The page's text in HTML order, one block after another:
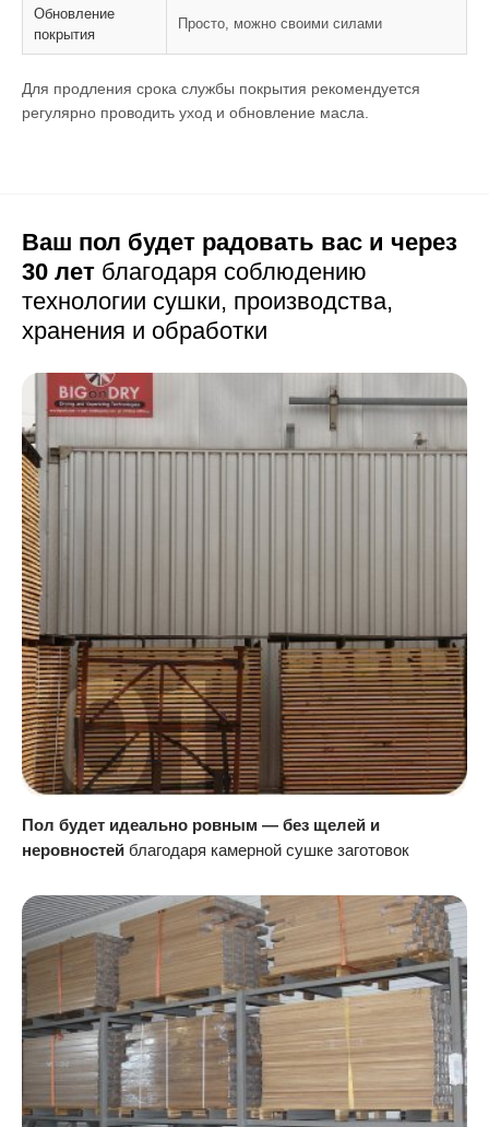
Обновление
покрытия
Просто, можно своими силами
Для продления срока службы покрытия рекомендуется
регулярно проводить уход и обновление масла.
Ваш пол будет радовать вас и через
30 лет благодаря соблюдению
технологии сушки, производства,
хранения и обработки
Пол будет идеально ровным — без щелей и
неровностей благодаря камерной сушке заготовок